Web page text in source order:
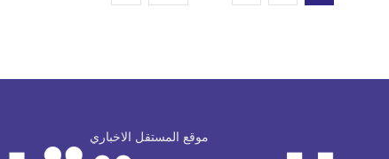
موقع المستقل الاخباري